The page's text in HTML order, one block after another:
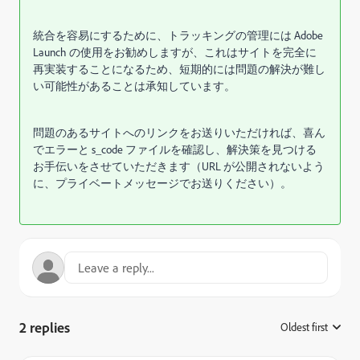
統合を容易にするために、トラッキングの管理には Adob​​e
Launch の使用をお勧めしますが、これはサイトを完全に
再実装することになるため、短期的には問題の解決が難し
い可能性があることは承知しています。
問題のあるサイトへのリンクをお送りいただければ、喜ん
でエラーと s_code ファイルを確認し、解決策を見つける
お手伝いをさせていただきます（URL が公開されないよう
に、プライベートメッセージでお送りください）。
2 replies Oldest first